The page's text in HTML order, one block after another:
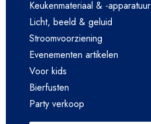
Keukenmateriaal & -apparatuur
Licht, beeld & geluid
Stroomvoorziening
Evenementen artikelen
Voor kids
Bierfusten
Party verkoop